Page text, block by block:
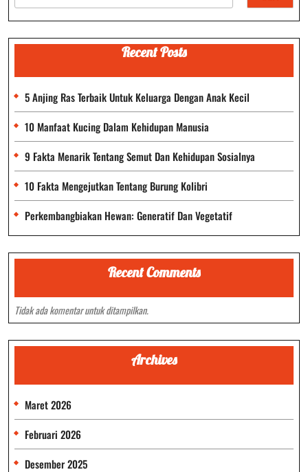
Recent Posts
5 Anjing Ras Terbaik Untuk Keluarga Dengan Anak Kecil
10 Manfaat Kucing Dalam Kehidupan Manusia
9 Fakta Menarik Tentang Semut Dan Kehidupan Sosialnya
10 Fakta Mengejutkan Tentang Burung Kolibri
Perkembangbiakan Hewan: Generatif Dan Vegetatif
Recent Comments
Tidak ada komentar untuk ditampilkan.
Archives
Maret 2026
Februari 2026
Desember 2025